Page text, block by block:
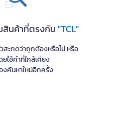
สินค้าที่ตรงกับ"TCL"
ะกดว่าถูกต้องหรือไม่ หรือ
ยใช้คำที่ใกล้เคียง
ค้นหาใหม่อีกครั้ง